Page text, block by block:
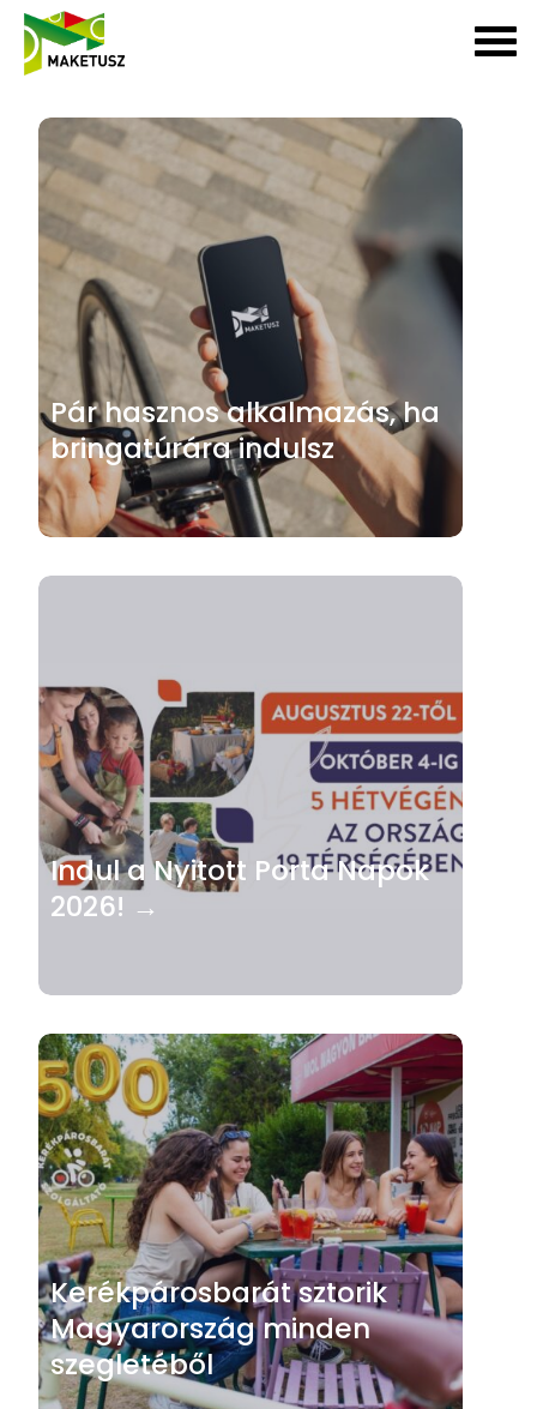
Pár hasznos alkalmazás, ha
bringatúrára indulsz
Indul a Nyitott Porta Napok
2026! →
Kerékpárosbarát sztorik
Magyarország minden
szegletéből